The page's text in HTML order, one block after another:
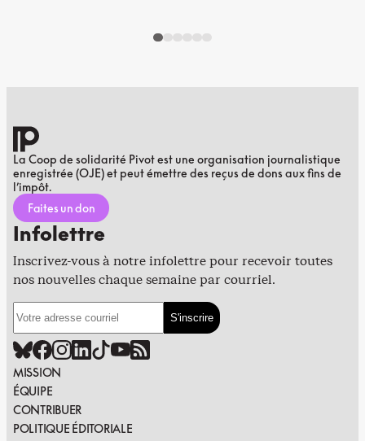
La Coop de solidarité Pivot est une organisation journalistique
enregistrée (OJE) et peut émettre des reçus de dons aux fins de
l’impôt.
Faites un don
Infolettre
Inscrivez-vous à notre infolettre pour recevoir toutes
nos nouvelles chaque semaine par courriel.
MISSION
ÉQUIPE
CONTRIBUER
POLITIQUE ÉDITORIALE